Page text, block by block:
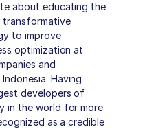
about educating the
transformative
to improve
optimization at
and
Having
developers of
in the world for more
as a credible